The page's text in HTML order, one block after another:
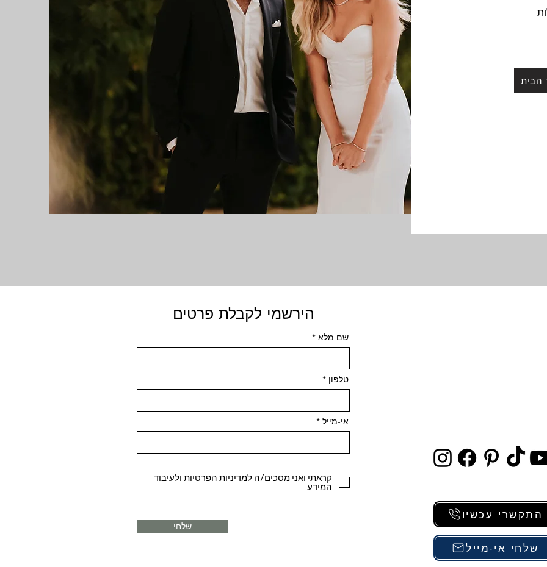
הבית
הירשמי לקבלת פרטים
שם מלא
טלפון
אי-מייל
קראתי ואני מסכים/ה למדיניות הפרטיות ולעיבוד
המידע
שלחי
התקשרי עכשיו
שלחי אי-מייל